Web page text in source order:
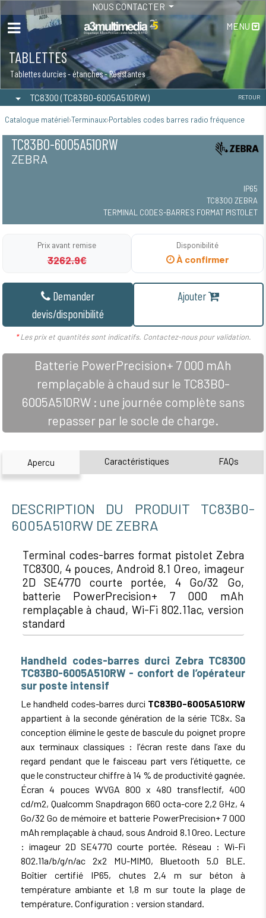
NOUS CONTACTER
MENU
TABLETTES
Tablettes durcies - étanches - Résistantes
TC8300 (TC83B0-6005A510RW) RETOUR
Catalogue matériel Terminaux Portables codes barres radio fréquence
TC83B0-6005A510RW
ZEBRA
IP65
TC8300 ZEBRA
TERMINAL CODES-BARRES FORMAT PISTOLET
Prix avant remise
3262.9€
Disponibilité
À confirmer
Demander
devis/disponibilité
Ajouter
*Les prix et quantités sont indicatifs. Contactez-nous pour validation.
Batterie PowerPrecision+ 7 000 mAh
remplaçable à chaud sur le TC83B0-
6005A510RW : une journée complète sans
repasser par le socle de charge.
Apercu Caractéristiques FAQs
DESCRIPTION DU PRODUIT TC83B0-
6005A510RW DE ZEBRA
Terminal codes-barres format pistolet Zebra
TC8300, 4 pouces, Android 8.1 Oreo, imageur
2D SE4770 courte portée, 4 Go/32 Go,
batterie PowerPrecision+ 7 000 mAh
remplaçable à chaud, Wi-Fi 802.11ac, version
standard
Handheld codes-barres durci Zebra TC8300
TC83B0-6005A510RW - confort de l’opérateur
sur poste intensif
Le handheld codes-barres durci TC83B0-6005A510RW
appartient à la seconde génération de la série TC8x. Sa
conception élimine le geste de bascule du poignet propre
aux terminaux classiques : l’écran reste dans l’axe du
regard pendant que le faisceau part vers l’étiquette, ce
que le constructeur chiffre à 14 % de productivité gagnée.
Écran 4 pouces WVGA 800 x 480 transflectif, 400
cd/m2, Qualcomm Snapdragon 660 octa-core 2,2 GHz, 4
Go/32 Go de mémoire et batterie PowerPrecision+ 7 000
mAh remplaçable à chaud, sous Android 8.1 Oreo. Lecture
: imageur 2D SE4770 courte portée. Réseau : Wi-Fi
802.11a/b/g/n/ac 2x2 MU-MIMO, Bluetooth 5.0 BLE.
Boîtier certifié IP65, chutes 2,4 m sur béton à
température ambiante et 1,8 m sur toute la plage de
température. Configuration : version standard.